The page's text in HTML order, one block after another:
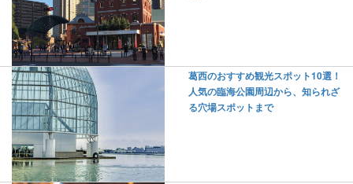
葛西のおすすめ観光スポット10選！
人気の臨海公園周辺から、知られざ
る穴場スポットまで